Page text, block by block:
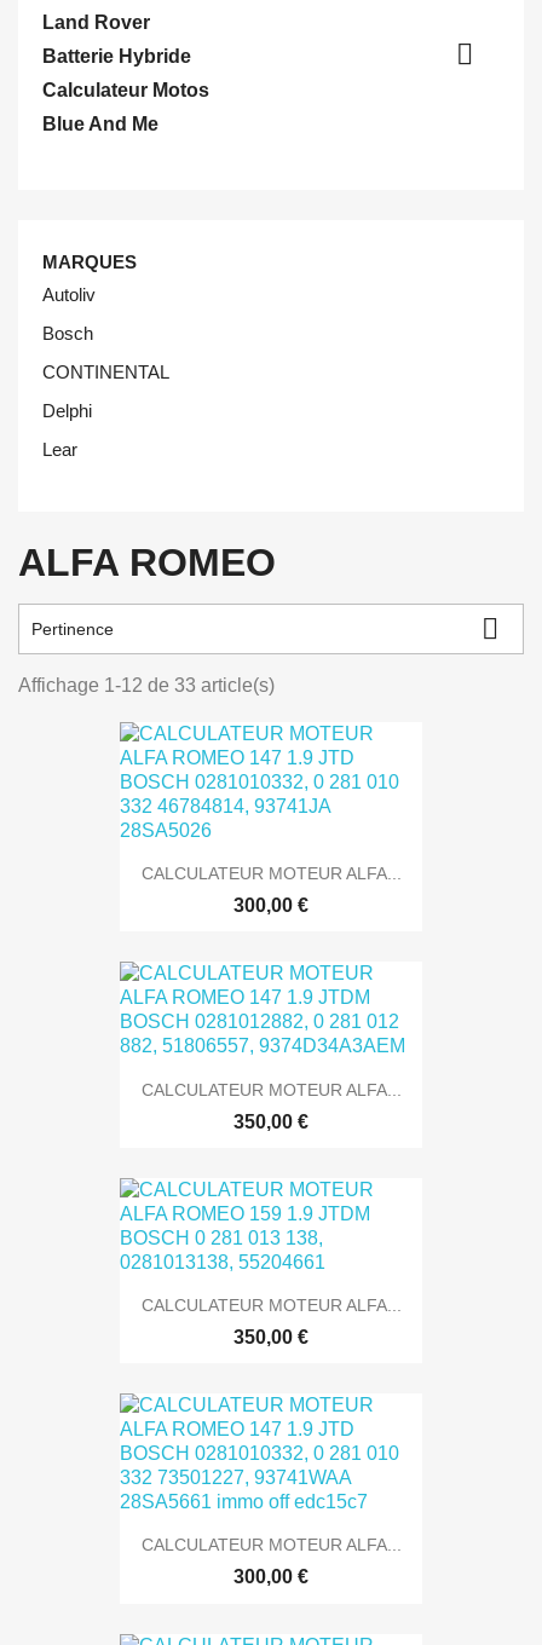
Land Rover
Batterie Hybride

Calculateur Motos
Blue And Me
MARQUES
Autoliv
Bosch
CONTINENTAL
Delphi
Lear
ALFA ROMEO
Pertinence 
Affichage 1-12 de 33 article(s)
CALCULATEUR MOTEUR ALFA...
300,00 €
CALCULATEUR MOTEUR ALFA...
350,00 €
CALCULATEUR MOTEUR ALFA...
350,00 €
CALCULATEUR MOTEUR ALFA...
300,00 €